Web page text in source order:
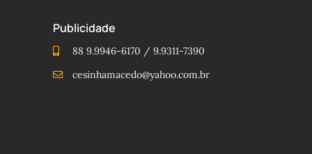
Publicidade
88 9.9946-6170 / 9.9311-7390
cesinhamacedo@yahoo.com.br